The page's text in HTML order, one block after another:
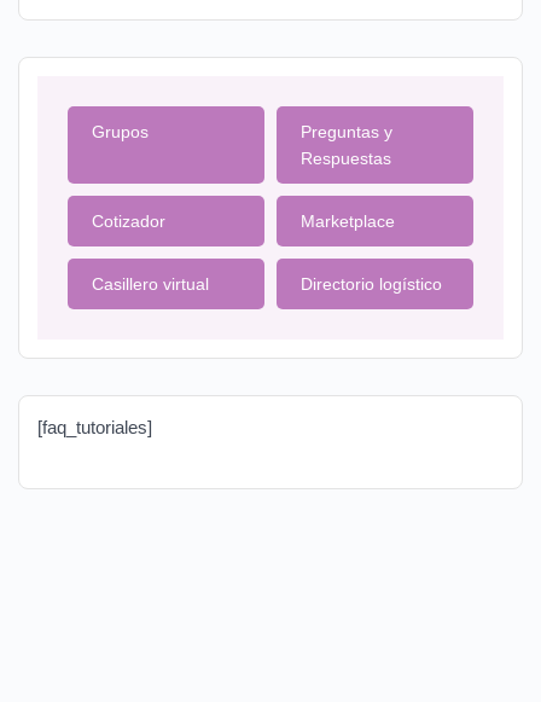
Grupos
Preguntas y
Respuestas
Cotizador Marketplace
Casillero virtual Directorio logístico
[faq_tutoriales]